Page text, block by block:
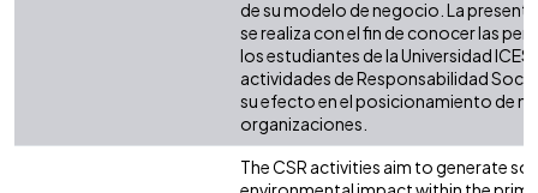
de su modelo de negocio. La
se realiza con el fin de conocer las
los estudiantes de la Universidad
actividades de Responsabilidad
su efecto en el posicionamiento de
organizaciones.
The CSR activities aim to generate